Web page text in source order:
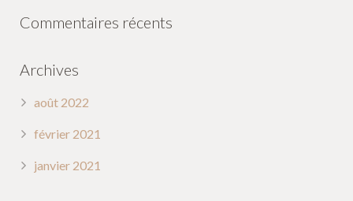
Commentaires récents
Archives
août 2022
février 2021
janvier 2021